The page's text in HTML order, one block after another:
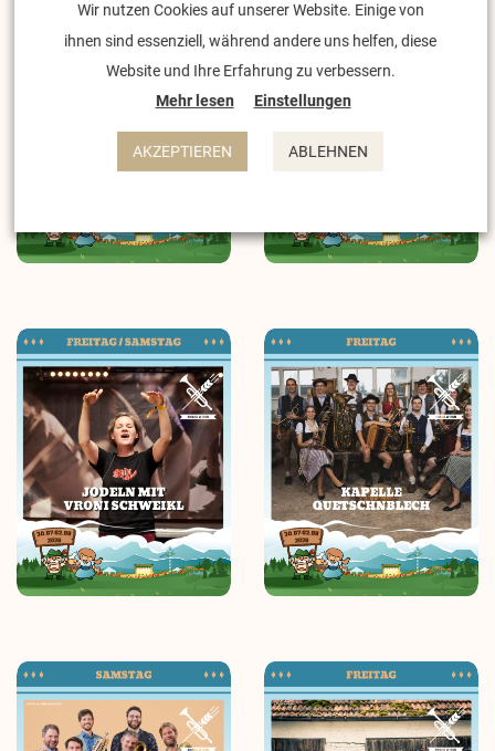
Wir nutzen Cookies auf unserer Website. Einige von
ihnen sind essenziell, während andere uns helfen, diese
Website und Ihre Erfahrung zu verbessern.
Mehr lesen
Einstellungen
AKZEPTIEREN ABLEHNEN